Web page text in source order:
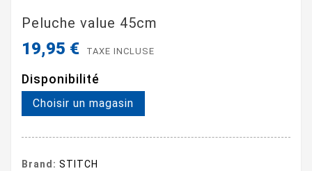
Peluche value 45cm
19,95 € TAXE INCLUSE
Disponibilité
Choisir un magasin
Brand: STITCH